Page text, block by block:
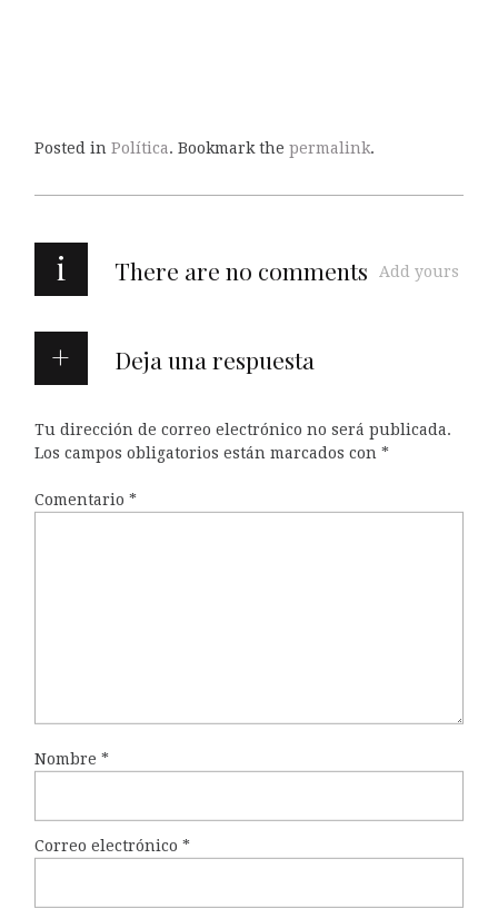
Posted in Política. Bookmark the permalink.
i There are no comments Add yours
Deja una respuesta
Tu dirección de correo electrónico no será publicada.
Los campos obligatorios están marcados con *
Comentario *
Nombre *
Correo electrónico *